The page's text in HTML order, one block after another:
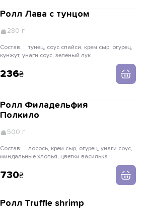
Ролл Лава с тунцом
280 г
Состав:
кунжут, унаги соус, зеленый лук
236
Ролл Филадельфия
Полкило
500 г
Состав:
миндальные хлопья, цветки василька
730
Ролл Truffle shrimp